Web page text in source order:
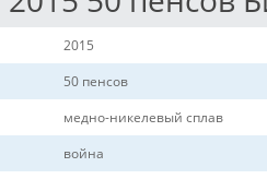
2015
50 пенсов
медно-никелевый сплав
война